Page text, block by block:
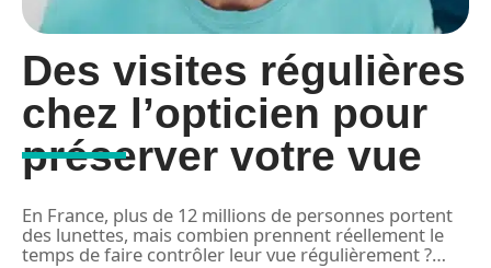
Des visites régulières
chez l’opticien pour
préserver votre vue
En France, plus de 12 millions de personnes portent
des lunettes, mais combien prennent réellement le
temps de faire contrôler leur vue régulièrement ?…